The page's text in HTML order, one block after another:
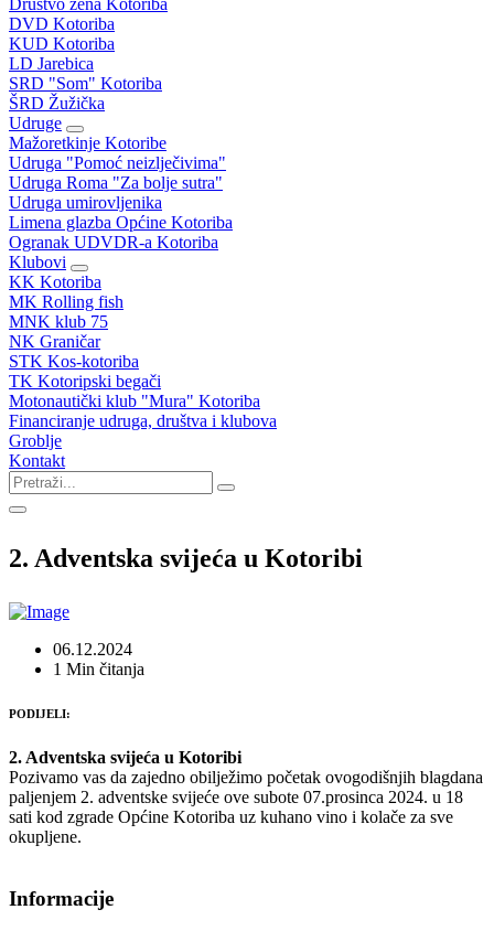
Društvo žena Kotoriba
DVD Kotoriba
KUD Kotoriba
LD Jarebica
SRD "Som" Kotoriba
ŠRD Žužička
Udruge
Mažoretkinje Kotoribe
Udruga "Pomoć neizlječivima"
Udruga Roma "Za bolje sutra"
Udruga umirovljenika
Limena glazba Općine Kotoriba
Ogranak UDVDR-a Kotoriba
Klubovi
KK Kotoriba
MK Rolling fish
MNK klub 75
NK Graničar
STK Kos-kotoriba
TK Kotoripski begači
Motonautički klub "Mura" Kotoriba
Financiranje udruga, društva i klubova
Groblje
Kontakt
2. Adventska svijeća u Kotoribi
06.12.2024
1 Min čitanja
PODIJELI:
2. Adventska svijeća u Kotoribi
Pozivamo vas da zajedno obilježimo početak ovogodišnjih blagdana
paljenjem 2. adventske svijeće ove subote 07.prosinca 2024. u 18
sati kod zgrade Općine Kotoriba uz kuhano vino i kolače za sve
okupljene.
Informacije